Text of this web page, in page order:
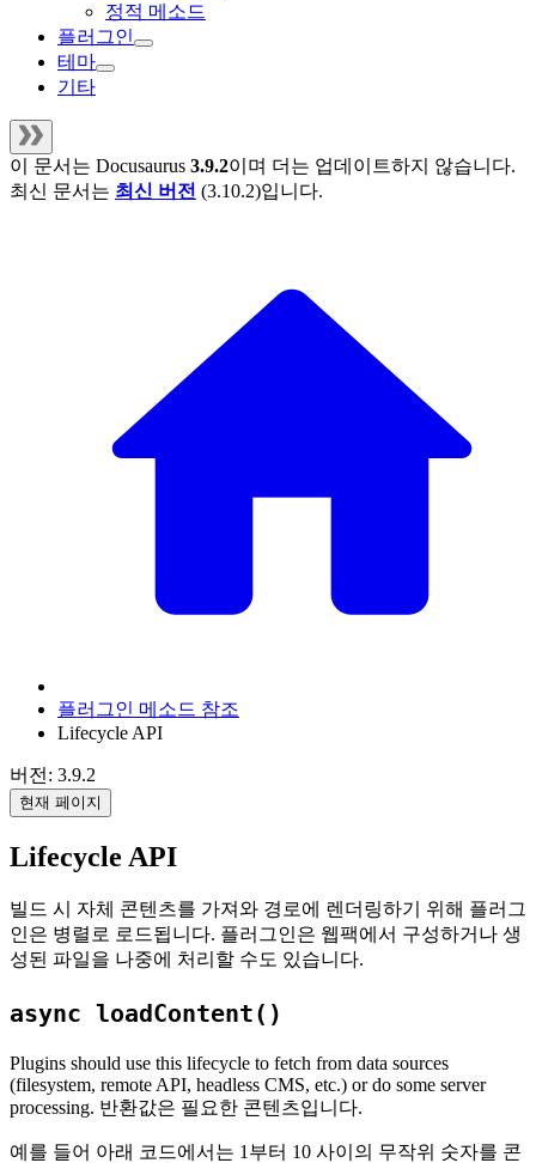
정적 메소드
플러그인
테마
기타
이 문서는 Docusaurus 3.9.2이며 더는 업데이트하지 않습니다.
최신 문서는 최신 버전 (3.10.2)입니다.
플러그인 메소드 참조
Lifecycle API
버전: 3.9.2
현재 페이지
Lifecycle API
빌드 시 자체 콘텐츠를 가져와 경로에 렌더링하기 위해 플러그
인은 병렬로 로드됩니다. 플러그인은 웹팩에서 구성하거나 생
성된 파일을 나중에 처리할 수도 있습니다.
async loadContent()
Plugins should use this lifecycle to fetch from data sources
(filesystem, remote API, headless CMS, etc.) or do some server
processing. 반환값은 필요한 콘텐츠입니다.
예를 들어 아래 코드에서는 1부터 10 사이의 무작위 숫자를 콘